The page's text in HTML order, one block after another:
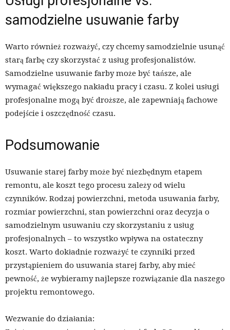
samodzielne usuwanie farby
Warto również rozważyć, czy chcemy samodzielnie usunąć
starą farbę czy skorzystać z usług profesjonalistów.
Samodzielne usuwanie farby może być tańsze, ale
wymagać większego nakładu pracy i czasu. Z kolei usługi
profesjonalne mogą być droższe, ale zapewniają fachowe
podejście i oszczędność czasu.
Podsumowanie
Usuwanie starej farby może być niezbędnym etapem
remontu, ale koszt tego procesu zależy od wielu
czynników. Rodzaj powierzchni, metoda usuwania farby,
rozmiar powierzchni, stan powierzchni oraz decyzja o
samodzielnym usuwaniu czy skorzystaniu z usług
profesjonalnych – to wszystko wpływa na ostateczny
koszt. Warto dokładnie rozważyć te czynniki przed
przystąpieniem do usuwania starej farby, aby mieć
pewność, że wybieramy najlepsze rozwiązanie dla naszego
projektu remontowego.
Wezwanie do działania: